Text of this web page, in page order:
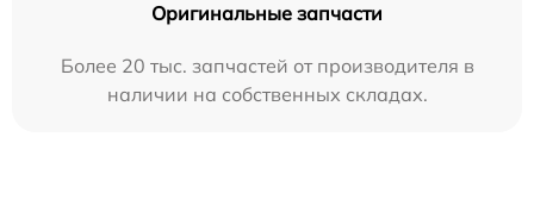
Оригинальные запчасти
Более 20 тыс. запчастей от производителя в
наличии на собственных складах.